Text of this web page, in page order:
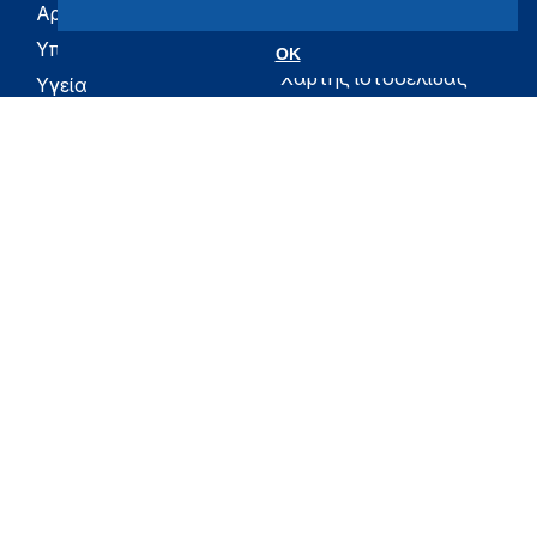
OK
Αρχική
Υπουργείο
Υγεία
Υγεία
Χάρτης ιστοσελίδας